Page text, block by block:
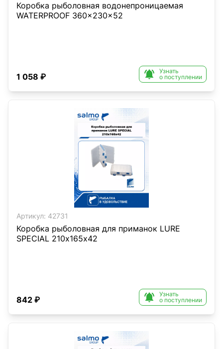
Коробка рыболовная водонепроницаемая
WATERPROOF 360×230×52
1 058 ₽ 
Узнать
о поступлении
Артикул: 42731
Коробка рыболовная для приманок LURE
SPECIAL 210х165х42
842 ₽ 
Узнать
о поступлении